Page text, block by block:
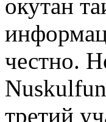
окутан
честно.
третий